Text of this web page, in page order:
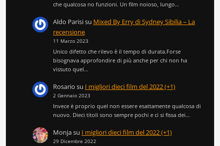
che qualcosa no funzioni. Un film noioso, lungo…
Aldo Parisisu Mixed By Erry di Sydney Sibilia – La
recensione
11 Marzo 2023
Unico difetto che rilevo è il tempo di durata.Forse
bisognava approfondire di più anche per chi non ha
vissuto quel…
Rosario su I migliori dieci film del 2022 (+1)
2 Gennaio 2023
Invece è proprio quel non essere esattamente qualcosa di
nuovo. Dieci titoli sono sempre pochi e ci si fissa dei…
Monjasu I migliori dieci film del 2022 (+1)
29 Dicembre 2022